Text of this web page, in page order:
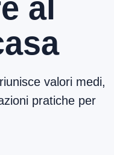
al
valori medi,
pratiche per